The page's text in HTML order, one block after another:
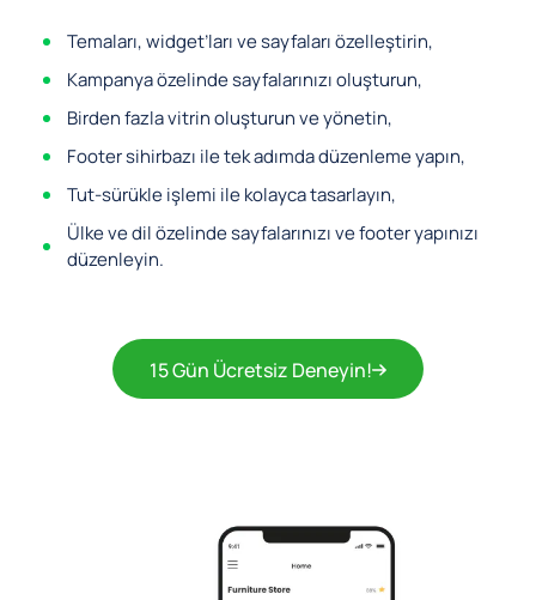
Temaları, widget’ları ve sayfaları özelleştirin,
Kampanya özelinde sayfalarınızı oluşturun,
Birden fazla vitrin oluşturun ve yönetin,
Footer sihirbazı ile tek adımda düzenleme yapın,
Tut-sürükle işlemi ile kolayca tasarlayın,
Ülke ve dil özelinde sayfalarınızı ve footer yapınızı
düzenleyin.
15 Gün Ücretsiz Deneyin!